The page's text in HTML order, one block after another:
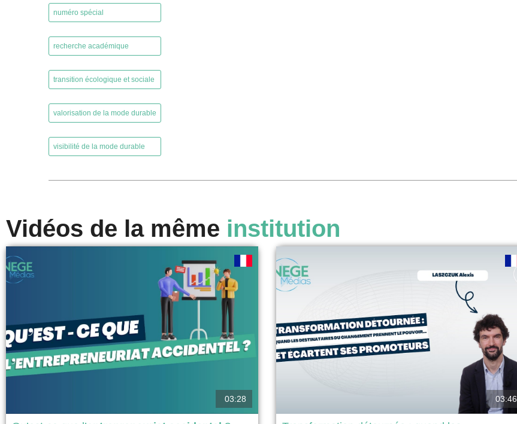
numéro spécial
recherche académique
transition écologique et sociale
valorisation de la mode durable
visibilité de la mode durable
Vidéos de la même institution
03:28 03:46